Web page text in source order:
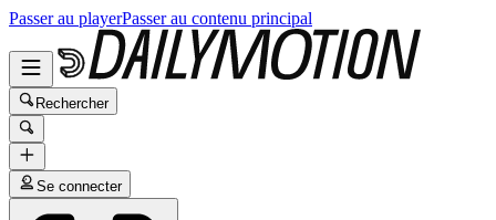
Passer au playerPasser au contenu principal
Rechercher
Se connecter